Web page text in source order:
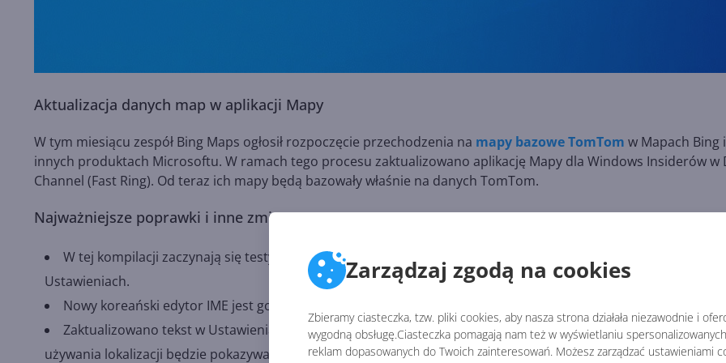
Zarządzaj zgodą na cookies
Zbieramy ciasteczka, tzw. pliki cookies, aby nasza strona działała niezawodnie i
wygodną obsługę.Ciasteczka pomagają nam też w wyświetlaniu
reklam dopasowanych do Twoich zainteresowań. Możesz zarządzać ustawieniami
Aktualizacja danych map w aplikacji Mapy
W tym miesiącu zespół Bing Maps ogłosił rozpoczęcie przechodzenia na mapy bazowe TomTom w Mapach Bing i
innych produktach Microsoftu. W ramach tego procesu zaktualizowano aplikację Mapy dla Windows Insiderów w
Channel (Fast Ring). Od teraz ich mapy będą bazowały właśnie na danych TomTom.
Najważniejsze poprawki i inne zmiany
W tej kompilacji zaczynają się testy nowego pola wyszukiwania na stronie aplikacji domyślnych
Ustawieniach.
Nowy koreański edytor IME jest gotowy do użycia.
Zaktualizowano tekst w Ustawieniach > Prywatność > Lokalizacja, aby wyjaśnić, że ikona wyświetlana podczas
używania lokalizacji będzie pokazywana na pasku zadań.